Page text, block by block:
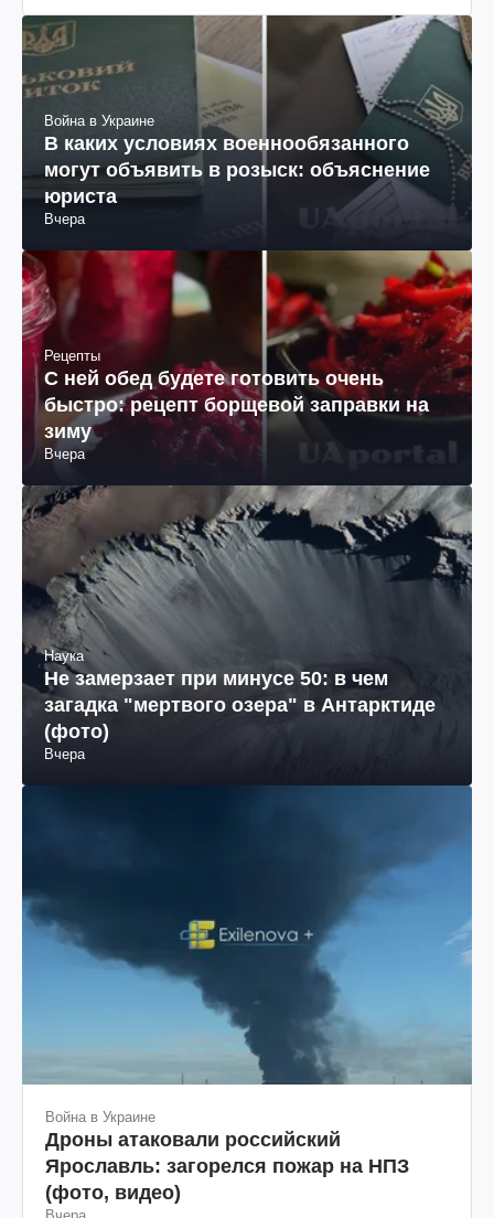
Война в Украине
В каких условиях военнообязанного
могут объявить в розыск: объяснение
юриста
Вчера
Рецепты
С ней обед будете готовить очень
быстро: рецепт борщевой заправки на
зиму
Вчера
Наука
Не замерзает при минусе 50: в чем
загадка "мертвого озера" в Антарктиде
(фото)
Вчера
Война в Украине
Дроны атаковали российский
Ярославль: загорелся пожар на НПЗ
(фото, видео)